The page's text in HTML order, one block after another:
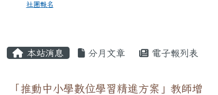
社團報名
本站消息 分月文章 電子報列表
「推動中小學數位學習精進方案」教師增